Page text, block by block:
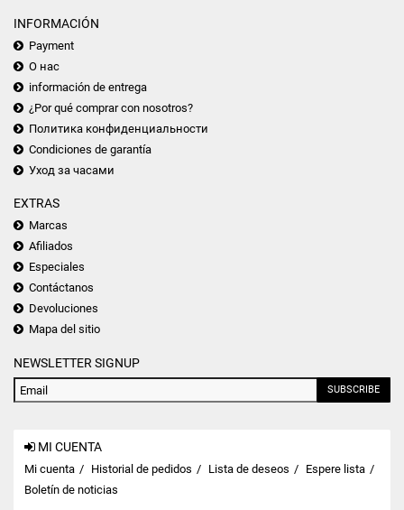
INFORMACIÓN
Payment
О нас
información de entrega
¿Por qué comprar con nosotros?
Политика конфиденциальности
Condiciones de garantía
Уход за часами
EXTRAS
Marcas
Afiliados
Especiales
Contáctanos
Devoluciones
Mapa del sitio
NEWSLETTER SIGNUP
SUBSCRIBE
MI CUENTA
Mi cuenta Historial de pedidos Lista de deseos
Espere lista
Boletín de noticias